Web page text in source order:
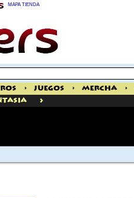
MAPA TIENDA
> Juegos > Mercha >
>